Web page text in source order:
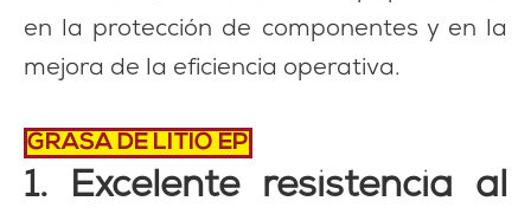
en la protección de componentes y en la
mejora de la eficiencia operativa.
GRASA DE LITIO EP
1. Excelente resistencia al